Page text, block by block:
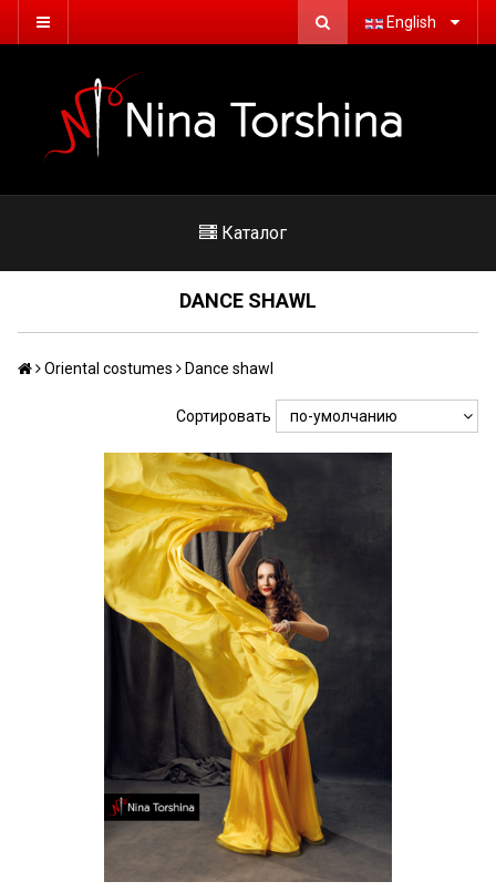
English
Каталог
DANCE SHAWL
Oriental costumes Dance shawl
Сортировать